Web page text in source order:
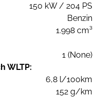
150 kW / 204 PS
Benzin
1.998 cm³
1 (None)
WLTP:
6,8 l/100km
152 g/km